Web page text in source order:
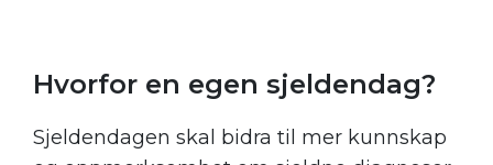
Hvorfor en egen sjeldendag?
Sjeldendagen skal bidra til mer kunnskap